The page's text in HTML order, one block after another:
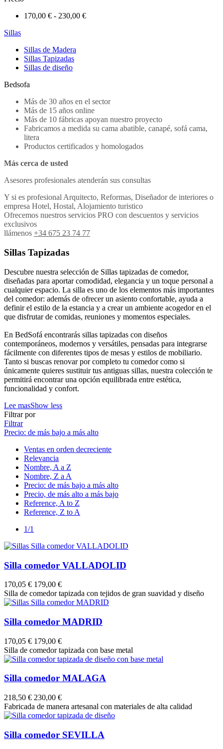
170,00 € - 230,00 €
Sillas
Sillas de Madera
Sillas Tapizadas
Sillas de diseño
Bedsofa
Más de 30 años en el sector
Más de 15 años online
Más de 10 fábricas apoyan nuestro proyecto
Fabricamos a medida su cama abatible, canapé, sofá cama,
litera
Productos certificados y homologados
Más cerca de usted
Asesores profesionales atenderán sus consultas
Y si es profesional Arquitecto, Reformas, Diseñador de interiores o
empresa Hotel, Hostal, Alojamiento turistico
Ofrecemos nuestros servicios PRO con descuentos y servicios
exclusivos
llámenos +34 675 23 74 77
Sillas Tapizadas
Descubre nuestra selección de Sillas tapizadas de comedor,
diseñadas para aportar comodidad, elegancia y un toque personal a
cualquier espacio. La silla es uno de los elementos más importantes
del comedor: además de ofrecer un asiento confortable, ayuda a
definir el estilo de la estancia y a crear un ambiente acogedor en el
que disfrutar de comidas, reuniones y momentos especiales.
En BedSofá encontrarás sillas tapizadas con diseños
contemporáneos, modernos y versátiles, pensadas para integrarse
fácilmente con diferentes tipos de mesas y estilos de mobiliario.
Tanto si buscas renovar por completo tu comedor como si
únicamente quieres sustituir tus antiguas sillas, nuestra colección te
permitirá encontrar una opción equilibrada entre estética,
funcionalidad y confort.
Lee masShow less
Filtrar por
Filtrar
Precio: de más bajo a más alto
Ventas en orden decreciente
Relevancia
Nombre, A a Z
Nombre, Z a A
Precio: de más bajo a más alto
Precio, de más alto a más bajo
Reference, A to Z
Reference, Z to A
1/1
Silla comedor VALLADOLID
170,05 € 179,00 €
Silla de comedor tapizada con tejidos de gran suavidad y diseño
Silla comedor MADRID
170,05 € 179,00 €
Silla de comedor tapizada con base metal
Silla comedor MALAGA
218,50 € 230,00 €
Fabricada de manera artesanal con materiales de alta calidad
Silla comedor SEVILLA